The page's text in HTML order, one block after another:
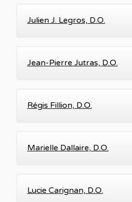
Julien J. Legros, D.O.
Jean-Pierre Jutras, D.O.
Régis Fillion, D.O.
Marielle Dallaire, D.O.
Lucie Carignan, D.O.